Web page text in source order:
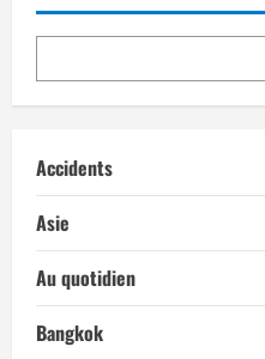
Accidents
Asie
Au quotidien
Bangkok